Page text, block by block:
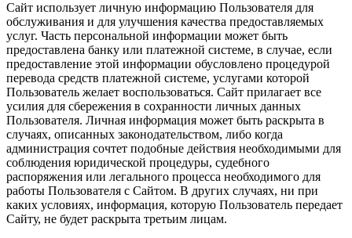
Сайт использует личную информацию Пользователя для
обслуживания и для улучшения качества предоставляемых
услуг. Часть персональной информации может быть
предоставлена банку или платежной системе, в случае, если
предоставление этой информации обусловлено процедурой
перевода средств платежной системе, услугами которой
Пользователь желает воспользоваться. Сайт прилагает все
усилия для сбережения в сохранности личных данных
Пользователя. Личная информация может быть раскрыта в
случаях, описанных законодательством, либо когда
администрация сочтет подобные действия необходимыми для
соблюдения юридической процедуры, судебного
распоряжения или легального процесса необходимого для
работы Пользователя с Сайтом. В других случаях, ни при
каких условиях, информация, которую Пользователь передает
Сайту, не будет раскрыта третьим лицам.